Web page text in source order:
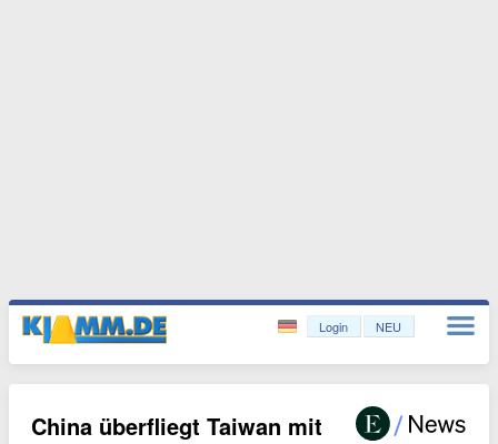
Login NEU
China überfliegt Taiwan mit